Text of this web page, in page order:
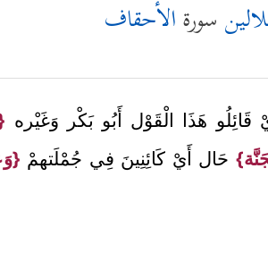
سورةالأحقاف
هَذَا الْقَوْل أَبُو بَكْر وَغَيْره
حَال أَيْ كَائِنِينَ فِي جُمْلَتهمْ